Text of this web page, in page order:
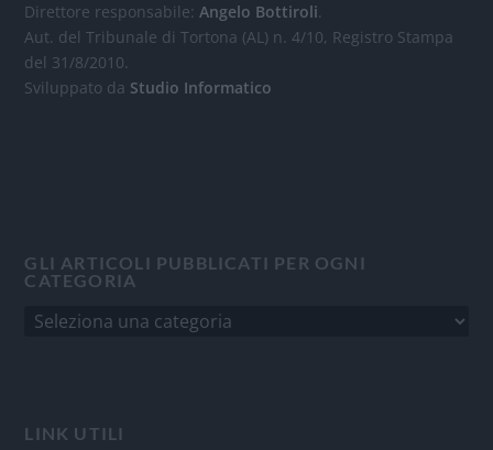
Direttore responsabile:Angelo Bottiroli.
Aut. del Tribunale di Tortona (AL) n. 4/10, Registro Stampa
del 31/8/2010.
Sviluppato da Studio Informatico
GLI ARTICOLI PUBBLICATI PER OGNI
CATEGORIA
LINK UTILI